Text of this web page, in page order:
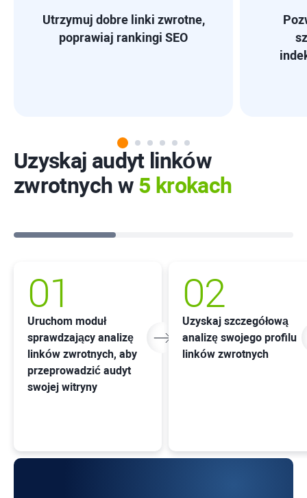
Utrzymuj dobre linki zwrotne,
poprawiaj rankingi SEO
Uzyskaj audyt linków
zwrotnych w 5 krokach
01
Uruchom moduł
sprawdzający analizę
linków zwrotnych, aby
przeprowadzić audyt
swojej witryny
02
Uzyskaj szczegółową
analizę swojego profilu
linków zwrotnych